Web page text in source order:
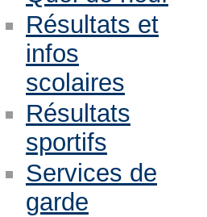
Résultats et
infos
scolaires
Résultats
sportifs
Services de
garde